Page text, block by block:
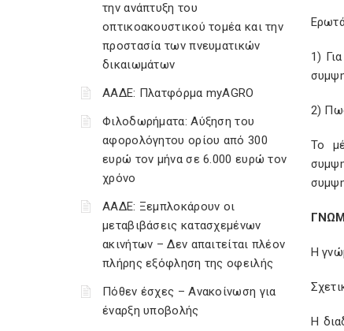
την ανάπτυξη του
οπτικοακουστικού τομέα και την
προστασία των πνευματικών
δικαιωμάτων
ΑΑΔΕ: Πλατφόρμα myAGRO
Φιλοδωρήματα: Αύξηση του
αφορολόγητου ορίου από 300
ευρώ τον μήνα σε 6.000 ευρώ τον
χρόνο
ΑΑΔΕ: Ξεμπλοκάρουν οι
μεταβιβάσεις κατασχεμένων
ακινήτων – Δεν απαιτείται πλέον
πλήρης εξόφληση της οφειλής
Πόθεν έσχες – Ανακοίνωση για
έναρξη υποβολής
1)
2)
Το
Η
Η